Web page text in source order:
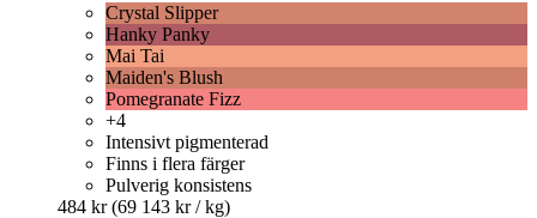
Crystal Slipper
Hanky Panky
Mai Tai
Maiden's Blush
Pomegranate Fizz
+4
Intensivt pigmenterad
Finns i flera färger
Pulverig konsistens
484 kr (69 143 kr / kg)